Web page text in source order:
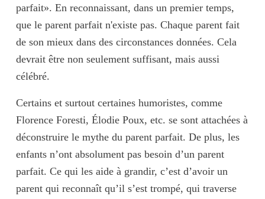
parfait». En reconnaissant, dans un premier temps,
que le parent parfait n'existe pas. Chaque parent fait
de son mieux dans des circonstances données. Cela
devrait être non seulement suffisant, mais aussi
célébré.
Certains et surtout certaines humoristes, comme
Florence Foresti, Élodie Poux, etc. se sont attachées à
déconstruire le mythe du parent parfait. De plus, les
enfants n’ont absolument pas besoin d’un parent
parfait. Ce qui les aide à grandir, c’est d’avoir un
parent qui reconnaît qu’il s’est trompé, qui traverse